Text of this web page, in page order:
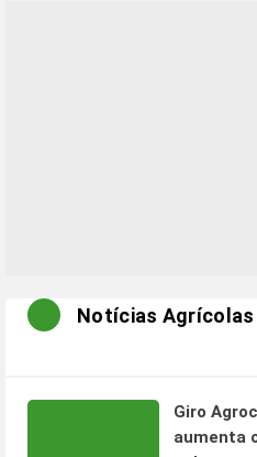
Notícias Agrícolas
Giro
aumenta